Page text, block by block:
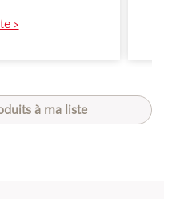
>
à ma liste